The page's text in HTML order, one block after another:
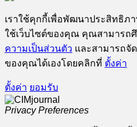
เราใช้คุกกี้เพื่อพัฒนาประสิทธิภ
ใช้เว็บไซต์ของคุณ คุณสามารถศึ
ความเป็นส่วนตัว และสามารถจั
ของคุณได้เองโดยคลิกที่ ตั้งค่า
ตั้งค่า ยอมรับ
Privacy Preferences